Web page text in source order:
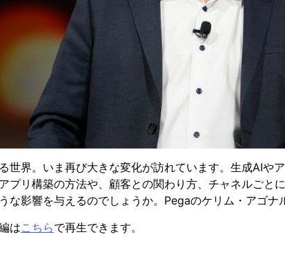
世界。いま再び大きな変化が訪れています。生成AIや
プリ構築の方法や、顧客との関わり方、チャネルごと
な影響を与えるのでしょうか。Pegaのケリム・アゴナ
はこちらで再生できます。